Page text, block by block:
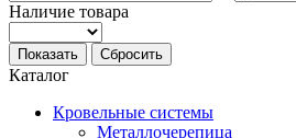
Наличие товара
Показать Сбросить
Каталог
Кровельные системы
Металлочерепица